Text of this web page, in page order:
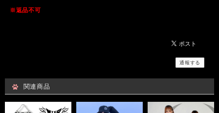
※返品不可
通報する
関連商品